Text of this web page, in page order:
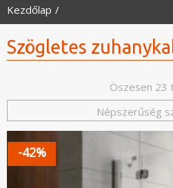
Kezdőlap
Szögletes
Öszesen 23
Népszerűség
-42%